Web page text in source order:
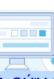
06/2026
QĐ-UBND
bố Danh
và phê
thủ tục
chức năng